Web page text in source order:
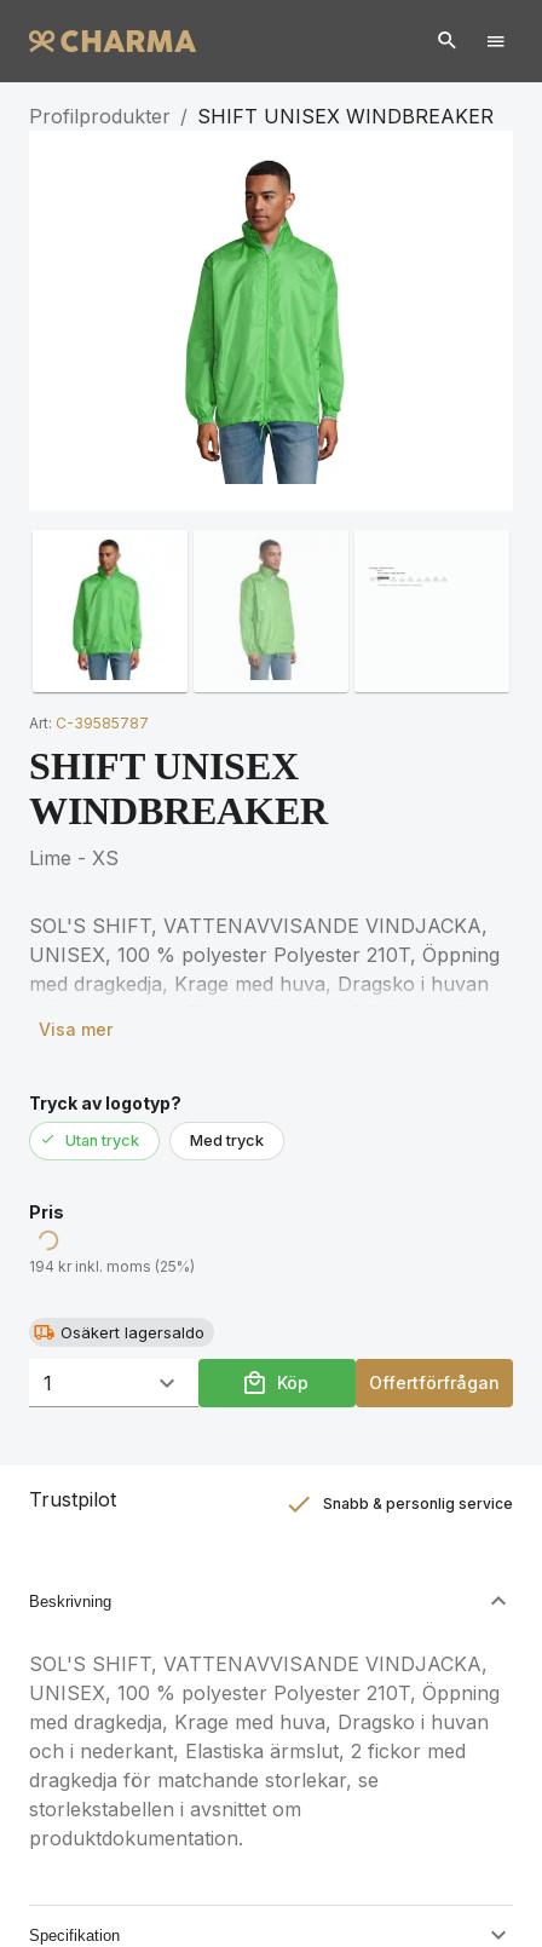
Profilprodukter / SHIFT UNISEX WINDBREAKER
Art: C-39585787
SHIFT UNISEX
WINDBREAKER
Lime - XS
SOL'S SHIFT, VATTENAVVISANDE VINDJACKA,
UNISEX, 100 % polyester Polyester 210T, Öppning
med dragkedja, Krage med huva, Dragsko i huvan
dragkedja för matchande storlekar, se
produktdokumentation.
Visa mer
Tryck av logotyp?
Utan tryck Med tryck
Pris
194 kr inkl. moms (25%)
Osäkert lagersaldo
Köp Offertförfrågan
Trustpilot Snabb & personlig service
Beskrivning
SOL'S SHIFT, VATTENAVVISANDE VINDJACKA,
UNISEX, 100 % polyester Polyester 210T, Öppning
med dragkedja, Krage med huva, Dragsko i huvan
och i nederkant, Elastiska ärmslut, 2 fickor med
dragkedja för matchande storlekar, se
storlekstabellen i avsnittet om
produktdokumentation.
Specifikation